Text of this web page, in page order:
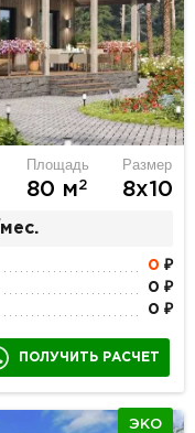
Площадь
80 м2
Размер
8х10
0 ₽
0 ₽
0 ₽
ПОЛУЧИТЬ РАСЧЕТ
ЭКО